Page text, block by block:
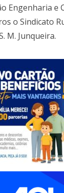
Engenharia e
o Sindicato
M. Junqueira.